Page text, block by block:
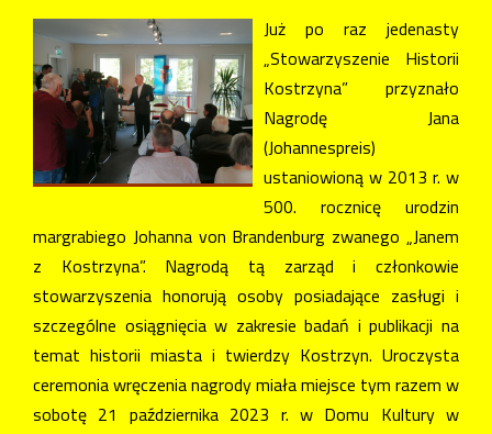
Już po raz jedenasty
„Stowarzyszenie Historii
Kostrzyna” przyznało
Nagrodę Jana
(Johannespreis)
ustaniowioną w 2013 r. w
500. rocznicę urodzin
margrabiego Johanna von Brandenburg zwanego „Janem
z Kostrzyna”. Nagrodą tą zarząd i członkowie
stowarzyszenia honorują osoby posiadające zasługi i
szczególne osiągnięcia w zakresie badań i publikacji na
temat historii miasta i twierdzy Kostrzyn. Uroczysta
ceremonia wręczenia nagrody miała miejsce tym razem w
sobotę 21 października 2023 r. w Domu Kultury w